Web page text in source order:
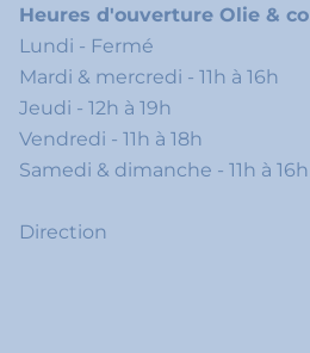
Heures d'ouverture Olie & co
Lundi - Fermé
Mardi & mercredi - 11h à 16h
Jeudi - 12h à 19h
Vendredi - 11h à 18h
Samedi & dimanche - 11h à 16h
Direction